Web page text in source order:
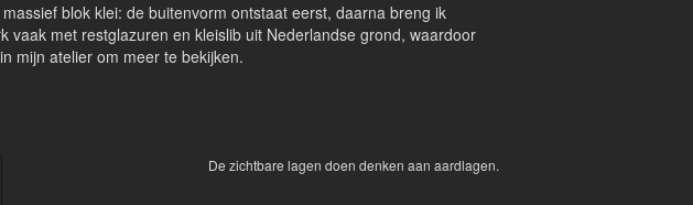
blok klei: de buitenvorm ontstaat eerst, daarna breng ik
met restglazuren en kleislib uit Nederlandse grond, waardoor
mijn atelier om meer te bekijken.
De zichtbare lagen doen denken aan aardlagen.